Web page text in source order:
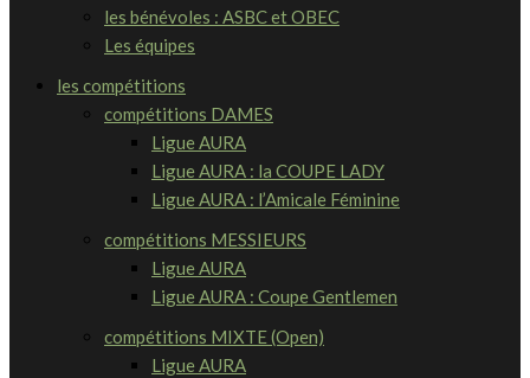
les bénévoles : ASBC et OBEC
Les équipes
les compétitions
compétitions DAMES
Ligue AURA
Ligue AURA : la COUPE LADY
Ligue AURA : l’Amicale Féminine
compétitions MESSIEURS
Ligue AURA
Ligue AURA : Coupe Gentlemen
compétitions MIXTE (Open)
Ligue AURA